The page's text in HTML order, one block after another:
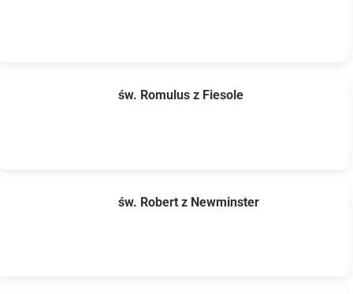
św. Romulus z Fiesole
św. Robert z Newminster